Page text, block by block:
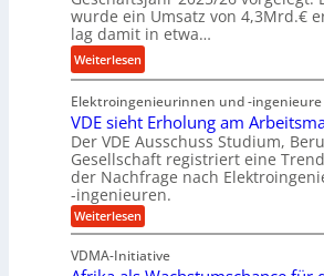
s
l
a
u
f
e
n
f
ü
u
n
g
e
n
B
S
n
g
s
r
e
i
e
s
H
y
b
wurde ein Umsatz von 4,3Mrd.€
lag damit in etwa…
Weiterlesen:
T
r
u
m
p
f
e
r
Elektroingenieurinnen und -ingenieure
VDE sieht Erholung am
Der VDE Ausschuss Studium,
Gesellschaft registriert eine
der Nachfrage nach
-ingenieuren.
Weiterlesen:
V
E
VDMA-Initiative